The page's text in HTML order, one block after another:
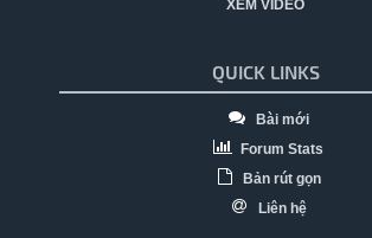
XEM VIDEO
QUICK LINKS
Bài mới
Forum Stats
Bản rút gọn
Liên hệ